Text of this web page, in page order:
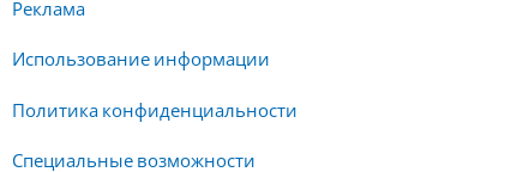
Реклама
Использование информации
Политика конфиденциальности
Специальные возможности